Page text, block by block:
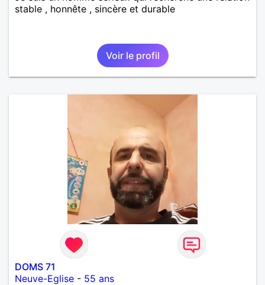
stable , honnête , sincère et durable
Voir le profil
DOMS 71
Neuve-Eglise - 55 ans